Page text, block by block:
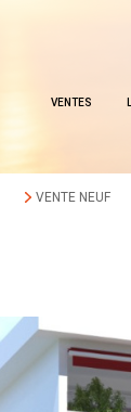
VENTES
VENTE NEUF